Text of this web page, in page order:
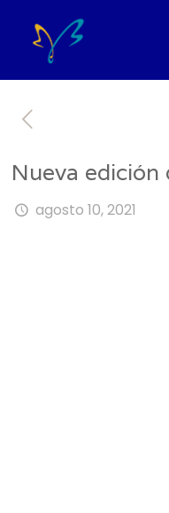
Nueva edición
agosto 10, 2021